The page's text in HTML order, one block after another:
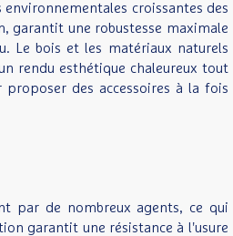
croissantes des
garantit une robustesse maximale
Le bois et les matériaux naturels
rendu esthétique chaleureux tout
des accessoires à la fois
par de nombreux agents, ce qui
garantit une résistance à l'usure